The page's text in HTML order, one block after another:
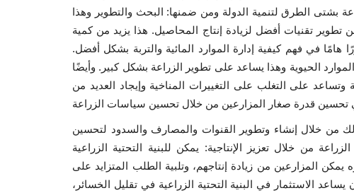
بشتى الطرق لتنمية الدولة ومن ضمنها: البحث والتطوير وهذا
تقنيات أفضل لزيادة إنتاج المحاصيل. هذا يزيد من كمية
هامًا في فهم كيفية إدارة الموارد المائية والتربة بشكل أفضل.
الحيوية وهذا يساعد على تطوير الزراعة بشكل كبير. وأيضًا
على التغلب على التغييرات المناخية وإيجاد العديد من
من خلال إنشاء وتطوير القنوات والمصارف والسدود لتحسين
من خلال تعزيز الإنتاجية: يمكن للبنية التحتية الزراعية
يمكن المزارعين من زيادة إنتاجهم، وتلبية الطلب المتزايد على
الاستثمار في البنية التحتية الزراعية في تقليل الخسائر،